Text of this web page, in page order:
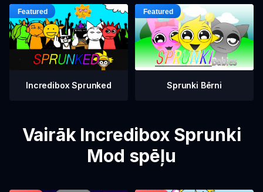
Incredibox Sprunked Sprunki Bērni
Vairāk Incredibox Sprunki
Mod spēļu